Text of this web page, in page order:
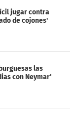
jugar contra
de cojones'
las
con Neymar'